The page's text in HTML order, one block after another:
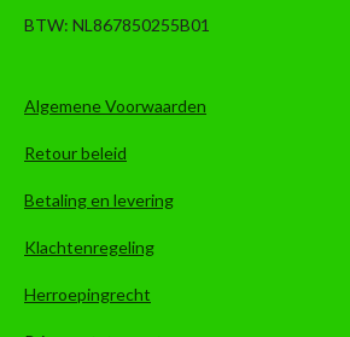
BTW: NL867850255B01
Algemene Voorwaarden
Retour beleid
Betaling en levering
Klachtenregeling
Herroepingrecht